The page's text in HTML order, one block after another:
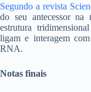
Segundo a revista
do seu antecessor na
estrutura
ligam e interagem
RNA.
Notas finais